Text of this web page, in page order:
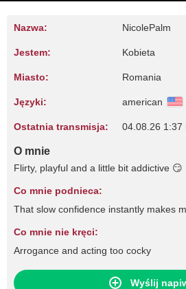
Nazwa: NicolePalm
Jestem: Kobieta
Miasto: Romania
Języki: american
Ostatnia transmisja: 04.08.26 1:37
O mnie
Flirty, playful and a little bit addictive 😏
Co mnie podnieca:
That slow confidence instantly makes
Co mnie nie kręci:
Arrogance and acting too cocky
Wyślij